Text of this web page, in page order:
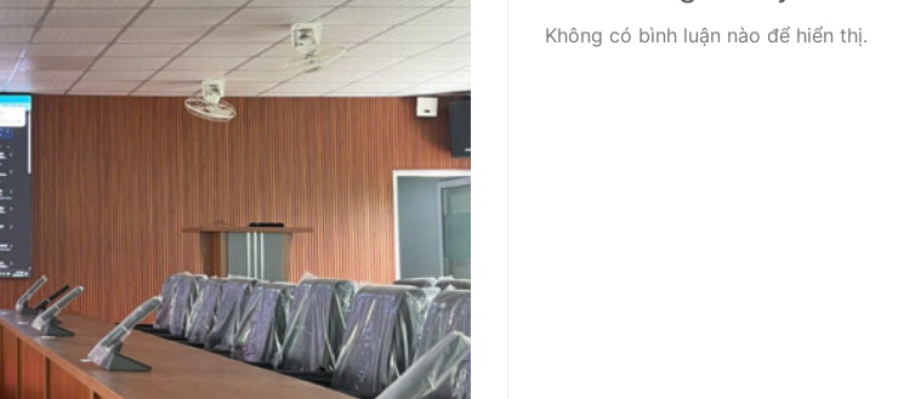
Không có bình luận nào để hiển thị.